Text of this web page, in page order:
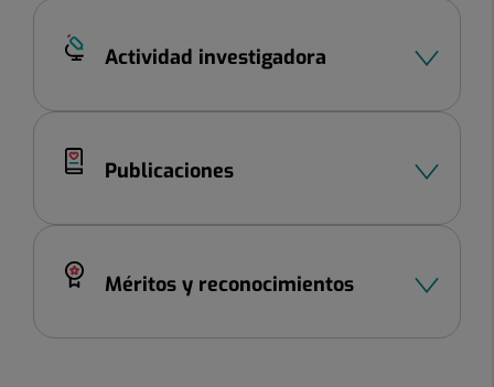
Actividad investigadora
Publicaciones
Méritos y reconocimientos